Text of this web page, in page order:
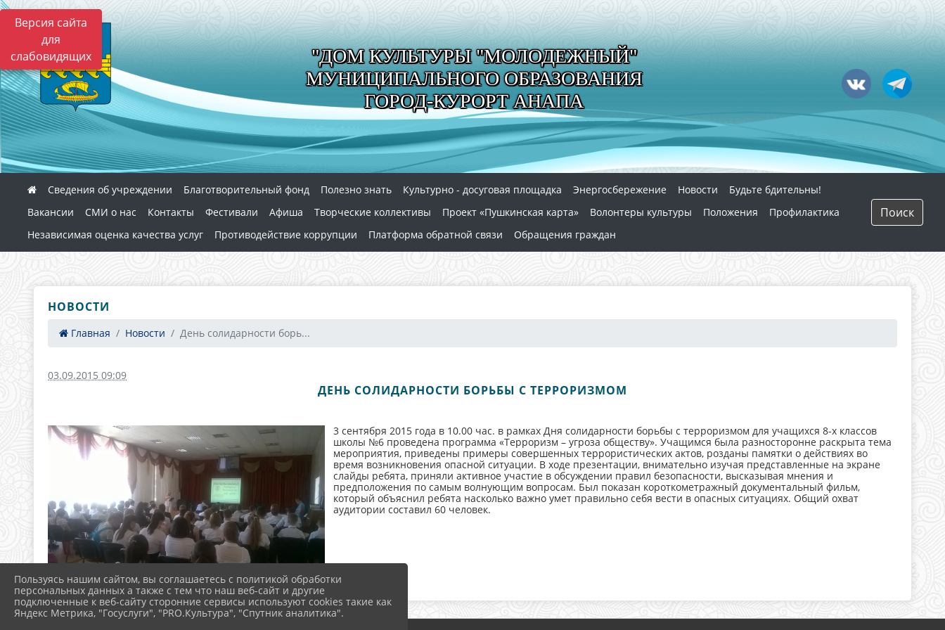
Версия сайта
для
слабовидящих
"ДОМ КУЛЬТУРЫ "МОЛОДЕЖНЫЙ"
МУНИЦИПАЛЬНОГО ОБРАЗОВАНИЯ
ГОРОД-КУРОРТ АНАПА
Сведения об учреждении Благотворительный фонд Полезно знать Культурно - досуговая площадка Энергосбережение Новости
Будьте бдительны!
Вакансии
СМИ о нас Контакты Фестивали Афиша Творческие коллективы Проект «Пушкинская карта» Волонтеры культуры Положения
Профилактика
Независимая оценка качества услуг
Противодействие коррупции Платформа обратной связи Обращения граждан
Поиск
НОВОСТИ
Главная Новости День солидарности борь...
03.09.2015 09:09
ДЕНЬ СОЛИДАРНОСТИ БОРЬБЫ С ТЕРРОРИЗМОМ
3 сентября 2015 года в 10.00 час. в рамках Дня солидарности борьбы с терроризмом для учащихся 8-х классов
школы №6 проведена программа «Терроризм – угроза обществу». Учащимся была разносторонне раскрыта тема
мероприятия, приведены примеры совершенных террористических актов, розданы памятки о действиях во
время возникновения опасной ситуации. В ходе презентации, внимательно изучая представленные на экране
слайды ребята, приняли активное участие в обсуждении правил безопасности, высказывая мнения и
предположения по самым волнующим вопросам. Был показан короткометражный документальный фильм,
который объяснил ребята насколько важно умет правильно себя вести в опасных ситуациях. Общий охват
аудитории составил 60 человек.
Пользуясь нашим сайтом, вы соглашаетесь с политикой обработки
персональных данных а также с тем что наш веб-сайт и другие
подключенные к веб-сайту сторонние сервисы используют cookies такие как
Яндекс Метрика, "Госуслуги", "PRO.Культура", "Спутник аналитика".